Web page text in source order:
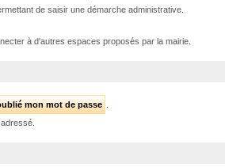
de saisir une démarche administrative.
à d'autres espaces proposés par la mairie.
mon mot de passe